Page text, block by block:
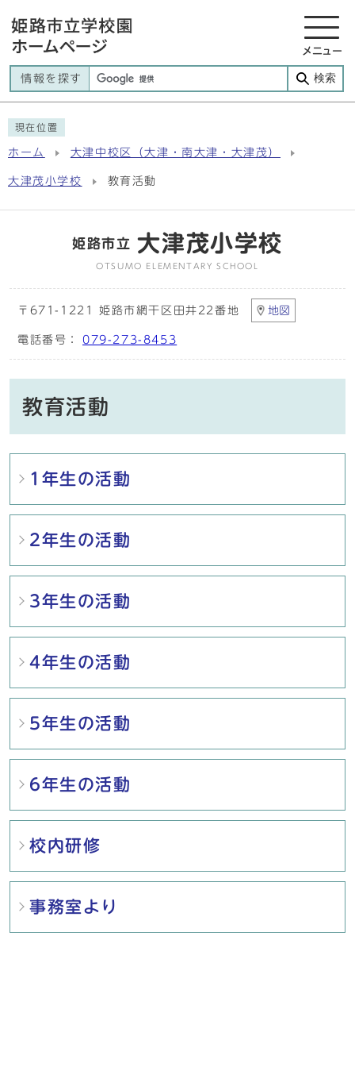
メニュー
情報を探す 検索
現在位置
ホーム 大津中校区（大津・南大津・大津茂）
大津茂小学校 教育活動
姫路市立 大津茂小学校
OTSUMO ELEMENTARY SCHOOL
〒671-1221 姫路市網干区田井22番地 地図
電話番号： 079-273-8453
教育活動
メインメニュー
1年生の活動
2年生の活動
3年生の活動
4年生の活動
5年生の活動
6年生の活動
校内研修
事務室より